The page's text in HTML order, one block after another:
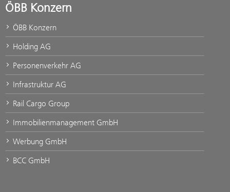
ÖBB Konzern
ÖBB Konzern
Holding AG
Personenverkehr AG
Infrastruktur AG
Rail Cargo Group
Immobilienmanagement GmbH
Werbung GmbH
BCC GmbH